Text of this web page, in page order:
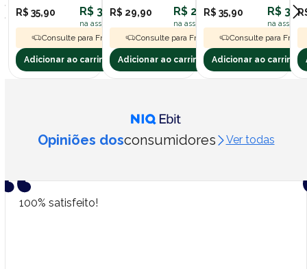
R$ 35,90 R$ 32,31
na assinatura polipet
Consulte para Frete Grátis
Adicionar ao carrinho
R$ 29,90 R$ 26,91
na assinatura polipet
Consulte para Frete Grátis
Adicionar ao carrinho
R$ 35,90 R$
na
Consulte para Frete
Adicionar ao carrinho
Opiniões dosconsumidores Ver todas
100% satisfeito!